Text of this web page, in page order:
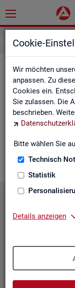
Cookie-
Wir möchten
anpassen. Zu
Cookies ein.
Sie zulassen. Die
beschrieben.
Bitte wählen Sie
Technisch
Statistik
Details anzeigen
Auf den fol­gen­den
mit den
Aus­bil­dungs­markt.
ent­spre­chen­den
grund-
men­ge­stellt.